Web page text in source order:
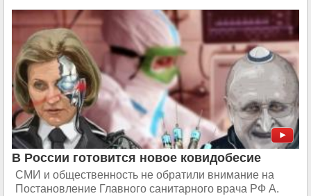
В России готовится новое ковидобесие
СМИ и общественность не обратили внимание на
Постановление Главного санитарного врача РФ А.